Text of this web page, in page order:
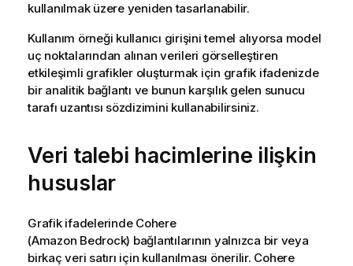
kullanılmak üzere yeniden tasarlanabilir.
Kullanım örneği kullanıcı girişini temel alıyorsa model
uç noktalarından alınan verileri görselleştiren
etkileşimli grafikleroluşturmak için grafik ifadenizde
bir analitik bağlantı ve bunun karşılık gelen sunucu
tarafı uzantısı sözdizimini kullanabilirsiniz.
Veri talebi hacimlerine ilişkin
hususlar
Grafik ifadelerinde Cohere
(Amazon Bedrock) bağlantılarının yalnızca bir veya
birkaç veri satırı için kullanılması önerilir. Cohere